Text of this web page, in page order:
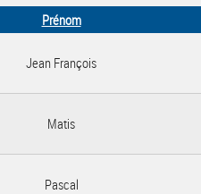
Prénom
Jean François
Matis
Pascal